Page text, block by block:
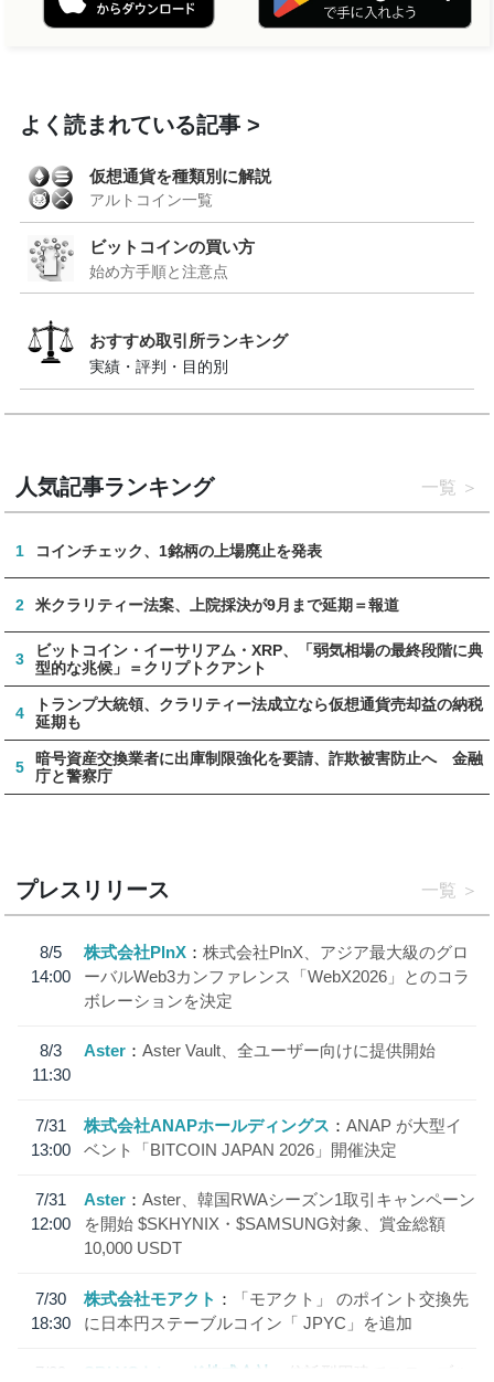
よく読まれている記事
仮想通貨を種類別に解説
アルトコイン一覧
ビットコインの買い方
始め方手順と注意点
おすすめ取引所ランキング
実績・評判・目的別
人気記事ランキング 一覧
1 コインチェック、1銘柄の上場廃止を発表
2 米クラリティー法案、上院採決が9月まで延期＝報道
3
ビットコイン・イーサリアム・XRP、「弱気相場の最終段階に典
型的な兆候」＝クリプトクアント
4
トランプ大統領、クラリティー法成立なら仮想通貨売却益の納税
延期も
5
暗号資産交換業者に出庫制限強化を要請、詐欺被害防止へ 金融
庁と警察庁
プレスリリース 一覧
8/5
14:00
株式会社PlnX
株式会社PlnX、アジア最大級のグロ
ーバルWeb3カンファレンス「WebX2026」とのコラ
ボレーションを決定
8/3
11:30
Aster Aster Vault、全ユーザー向けに提供開始
7/31
13:00
株式会社ANAPホールディングス
ANAP が大型イ
ベント「BITCOIN JAPAN 2026」開催決定
7/31
12:00
Aster
Aster、韓国RWAシーズン1取引キャンペーン
を開始 $SKHYNIX・$SAMSUNG対象、賞金総額
10,000 USDT
7/30
18:30
株式会社モアクト
「モアクト」 のポイント交換先
に日本円ステーブルコイン「 JPYC」を追加
7/29 SBI VCトレード株式会社 信託型円建てステーブル